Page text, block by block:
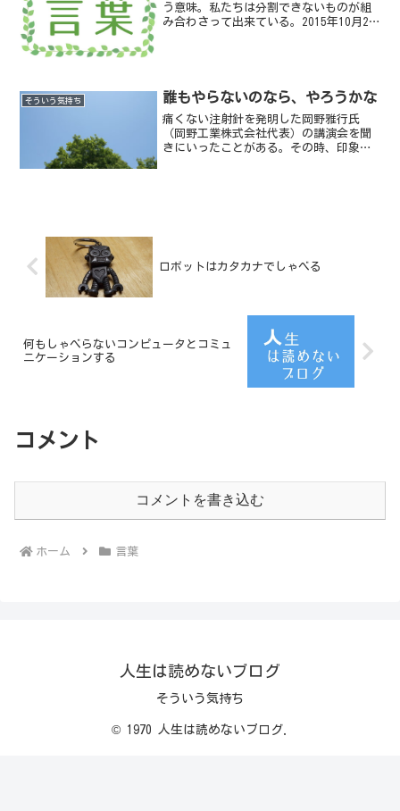
う意味。私たちは分割できないものが組
み合わさって出来ている。2015年10月21
そういう気持ち 誰もやらないのなら、やろうかな
痛くない注射針を発明した岡野雅行氏
（岡野工業株式会社代表）の講演会を聞
きにいったことがある。その時、印象に
ロボットはカタカナでしゃべる
何もしゃべらないコンピュータとコミュ
ニケーションする
コメント
コメントを書き込む
ホーム 言葉
人生は読めないブログ
そういう気持ち
© 1970 人生は読めないブログ.